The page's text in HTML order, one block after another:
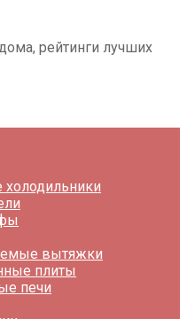
рейтинги лучших
вытяжки
плиты
печи